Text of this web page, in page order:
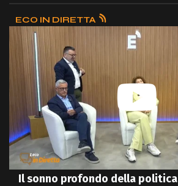
ECO IN DIRETTA
Il sonno profondo della politica